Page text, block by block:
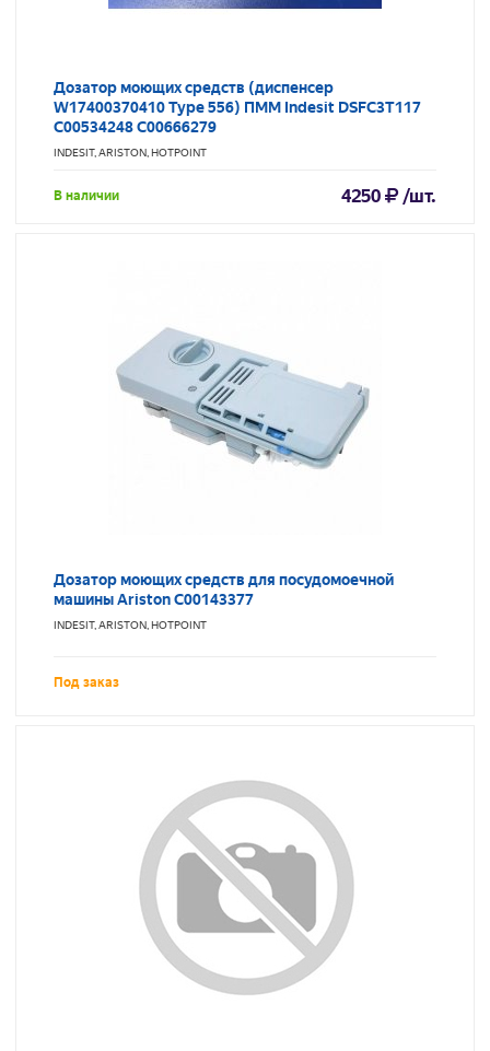
Дозатор моющих средств (диспенсер
W17400370410 Type 556) ПММ Indesit DSFC3T117
C00534248 C00666279
INDESIT, ARISTON, HOTPOINT
В наличии 4250 /шт.
Дозатор моющих средств для посудомоечной
машины Ariston C00143377
INDESIT, ARISTON, HOTPOINT
Под заказ